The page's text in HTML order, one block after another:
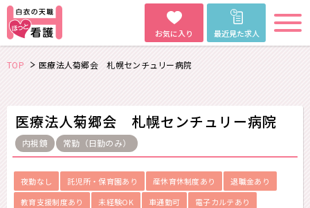
お気に入り 最近見た求人
TOP 医療法人菊郷会 札幌センチュリー病院
医療法人菊郷会 札幌センチュリー病院
内視鏡 常勤（日勤のみ）
夜勤なし 託児所・保育園あり 産休育休制度あり
退職金あり
教育支援制度あり
未経験OK 車通勤可 電子カルテあり